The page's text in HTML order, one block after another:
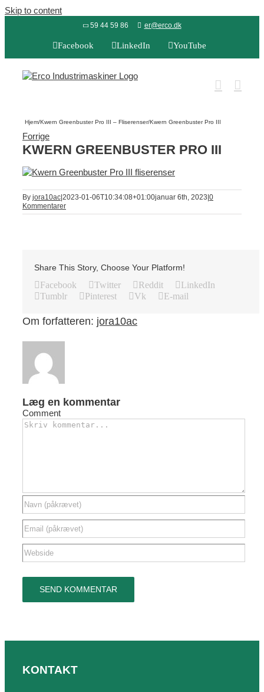
Skip to content
59 44 59 86 er@erco.dk
Facebook LinkedIn YouTube
Hjem/Kwern Greenbuster Pro III – Fliserenser/Kwern Greenbuster Pro III
Forrige
KWERN GREENBUSTER PRO III
By jora10ac 2023-01-06T10:34:08+01:00januar 6th, 2023 0
Kommentarer
Share This Story, Choose Your Platform!
Facebook Twitter Reddit
LinkedIn
Tumblr
Pinterest Vk E-mail
Om forfatteren: jora10ac
Læg en kommentar
Comment
KONTAKT